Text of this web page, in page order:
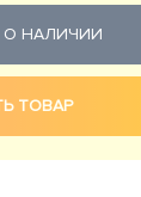
НАЛИЧИИ
ТОВАР